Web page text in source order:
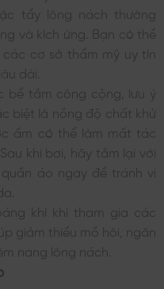
tẩy lông nách thường
và kích ứng. Bạn có thể
các cơ sở thẩm mỹ uy tín
dài.
bể tắm công cộng, lưu ý
biệt là nồng độ chất khử
ấm có thể làm mất tác
khi bơi, hãy tắm lại với
áo ngay để tránh vi
khí khi tham gia các
giảm thiểu mồ hôi, ngăn
nang lông nách.